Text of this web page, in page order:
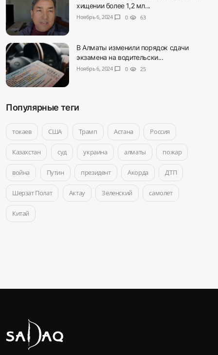
хищении более 1,2 мл...
Ноябрь 6, 2024 chat_bubble 0 visibility 63
В Алматы изменили порядок сдачи
экзамена на водительски...
Ноябрь 6, 2024 chat_bubble 0 visibility 25
Популярные теги
токаев США Трамп Астана Россия
Казахстан суд украина алматы пожар
война Путин президент Акорда ДТП
Шерзат Полат Актау Зеленский самолет
Китай